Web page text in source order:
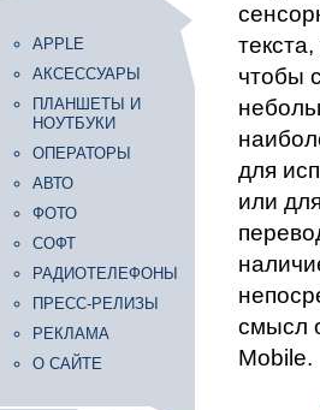
APPLE
АКСЕССУАРЫ
ПЛАНШЕТЫ И
НОУТБУКИ
ОПЕРАТОРЫ
АВТО
ФОТО
СОФТ
РАДИОТЕЛЕФОНЫ
ПРЕСС-РЕЛИЗЫ
РЕКЛАМА
О САЙТЕ
чтобы
для
или
смысл
Mobile.